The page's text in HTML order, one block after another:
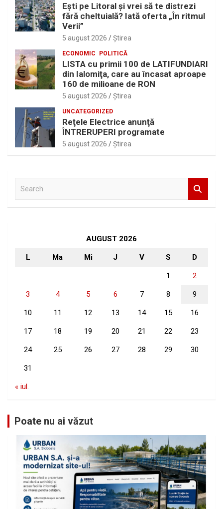
Eşti pe Litoral şi vrei să te distrezi
fără cheltuială? Iată oferta „În ritmul
Verii”
5 august 2026 Ştirea
ECONOMIC POLITICĂ
LISTA cu primii 100 de LATIFUNDIARI
din Ialomiţa, care au încasat aproape
160 de milioane de RON
5 august 2026 Ştirea
UNCATEGORIZED
Reţele Electrice anunţă
ÎNTRERUPERI programate
5 august 2026 Ştirea
AUGUST 2026
L Ma Mi J V S D
1 2
3 4 5 6 7 8 9
10 11 12 13 14 15 16
17 18 19 20 21 22 23
24 25 26 27 28 29 30
31
« iul.
Poate nu ai văzut